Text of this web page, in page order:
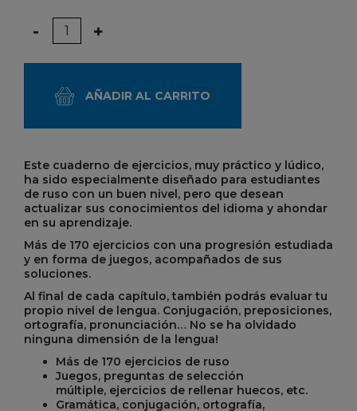
Cantidad
- +
AÑADIR AL CARRITO
Este cuaderno de ejercicios, muy práctico y lúdico,
ha sido especialmente diseñado para estudiantes
de ruso con un buen nivel, pero que desean
actualizar sus conocimientos del idioma y ahondar
en su aprendizaje.
Más de 170 ejercicios con una progresión estudiada
y en forma de juegos, acompañados de sus
soluciones.
Al final de cada capítulo, también podrás evaluar tu
propio nivel de lengua. Conjugación, preposiciones,
ortografía, pronunciación… No se ha olvidado
ninguna dimensión de la lengua!
Más de 170 ejercicios de ruso
Juegos, preguntas de selección
múltiple, ejercicios de rellenar huecos, etc.
Gramática, conjugación, ortografía,